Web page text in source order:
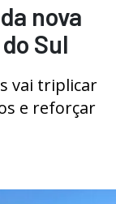
nova
Sul
vai triplicar
e reforçar